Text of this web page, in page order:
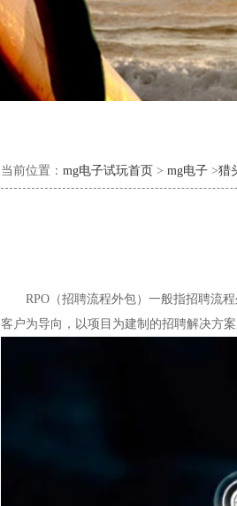
当前位置： mg电子试玩首页 > mg电子 >猎
RPO（招聘流程外包）一般指招聘流
客户为导向，以项目为建制的招聘解决方